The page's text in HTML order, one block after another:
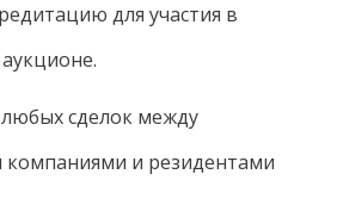
для участия в
сделок между
и резидентами